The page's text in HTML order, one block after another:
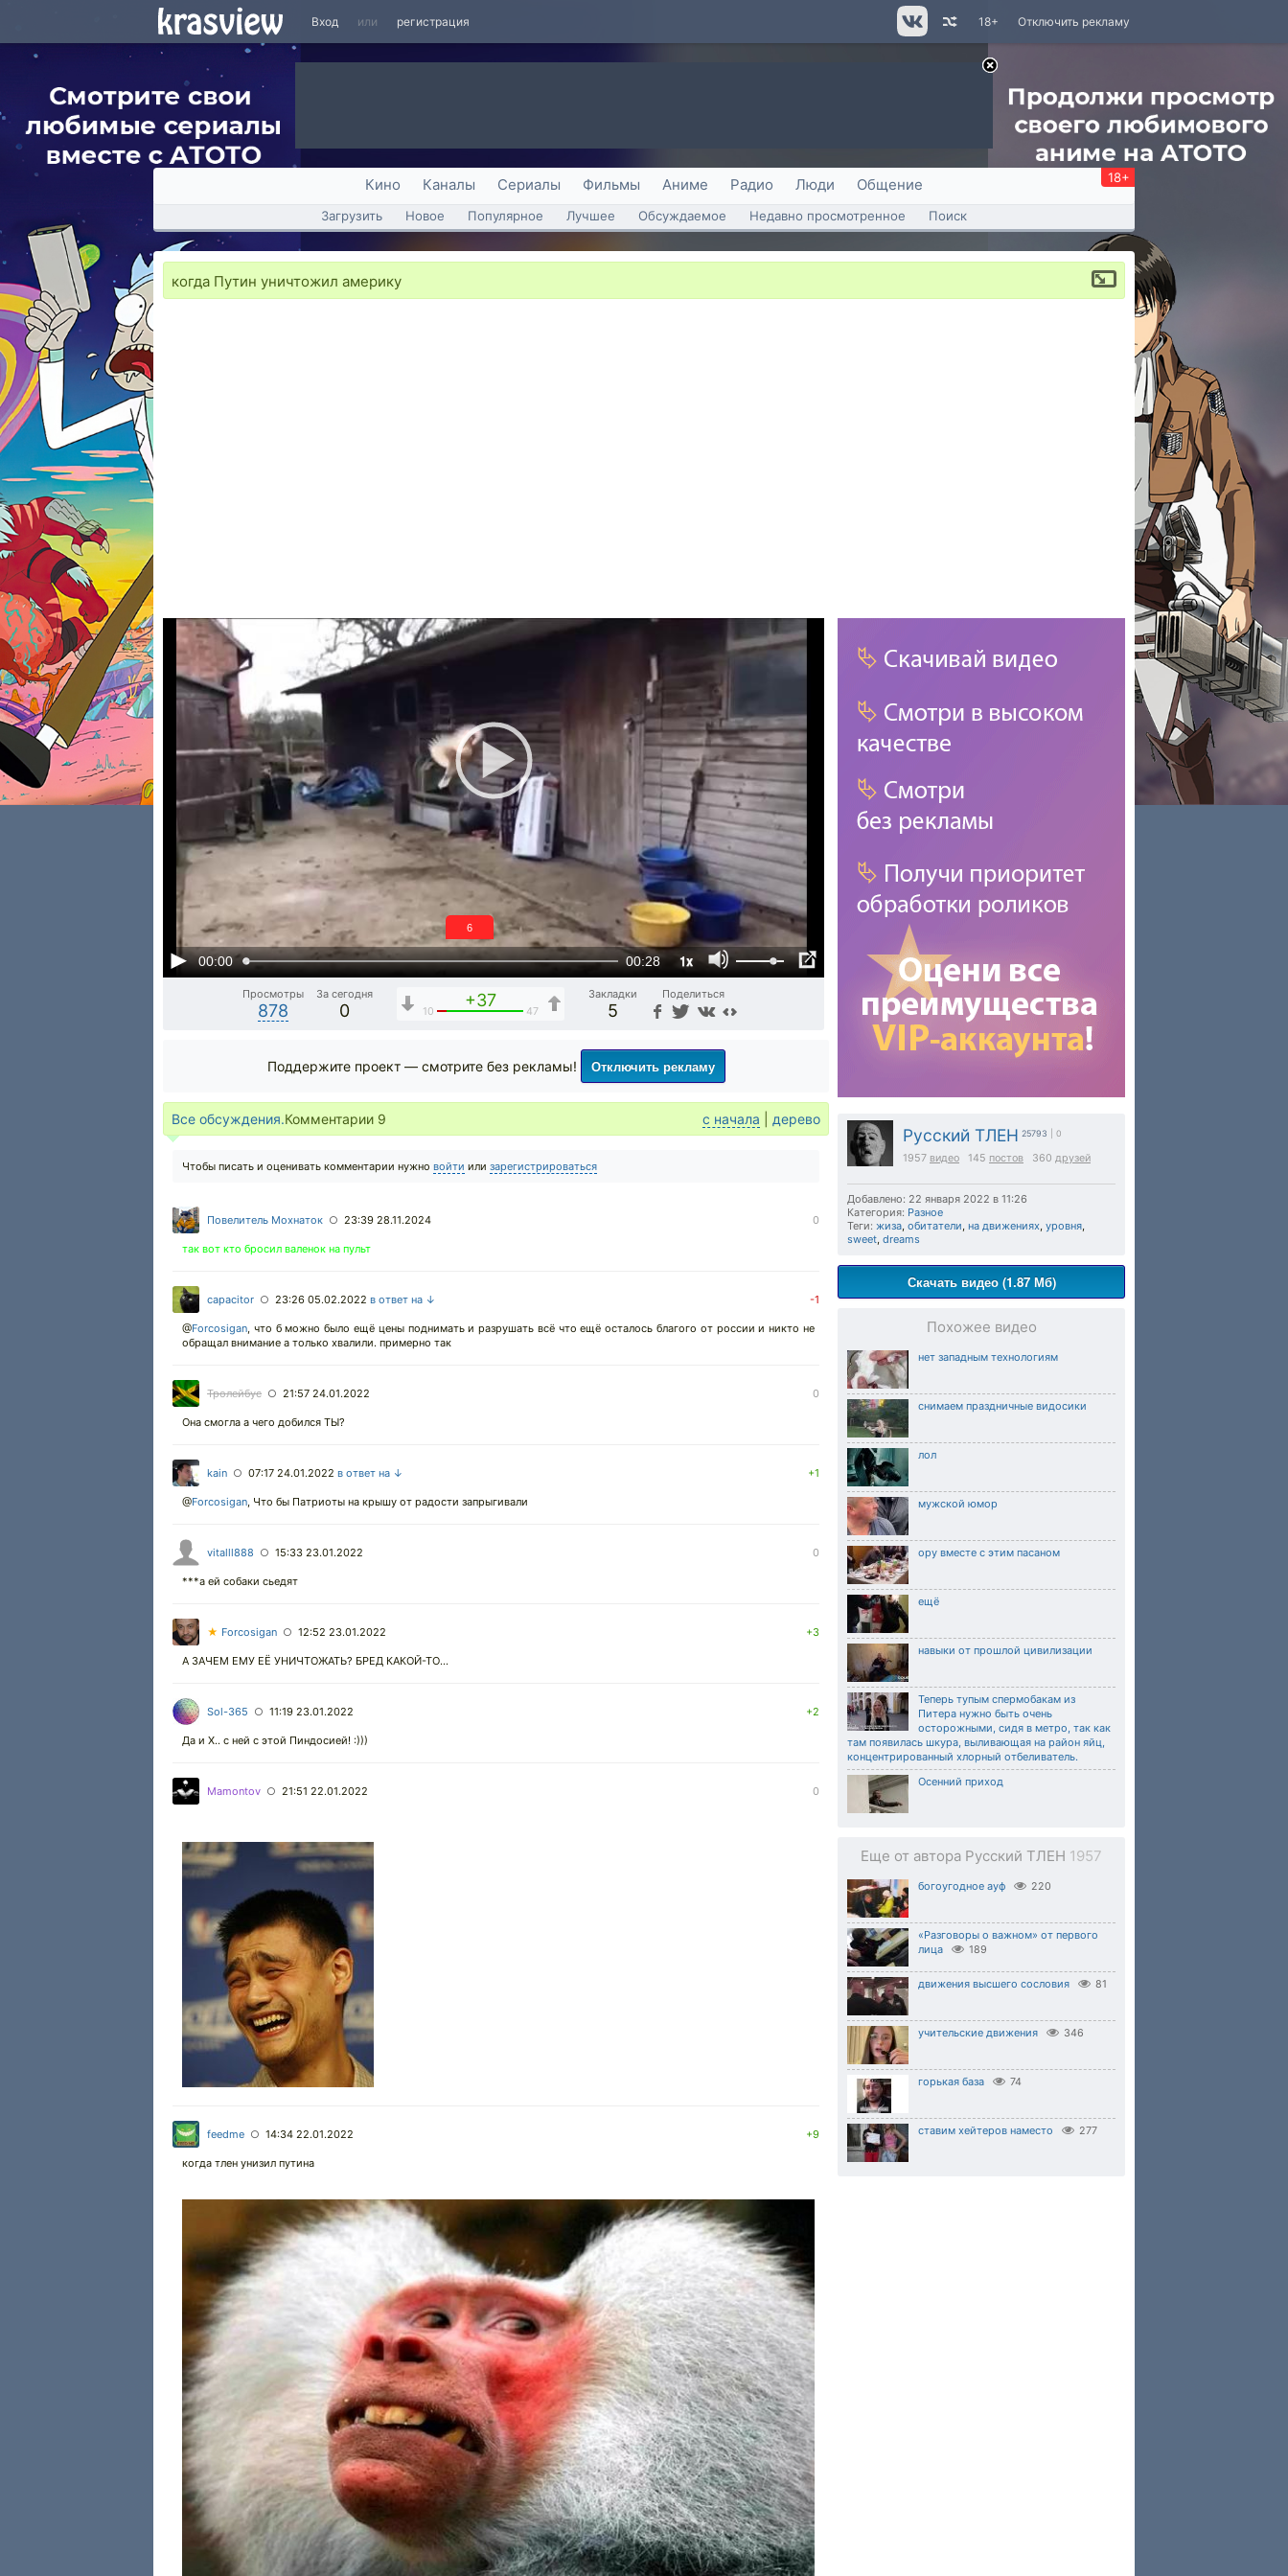
Вход или регистрация Отключить рекламу
18+
Кино Каналы Сериалы Фильмы Аниме Радио Люди Общение 18+
Загрузить Новое Популярное Лучшее Обсуждаемое Недавно просмотренное Поиск
когда Путин уничтожил америку
00:00 00:28 1x
5
Просмотры
878
За сегодня
0
+37
10 47
Закладки
5
Поделиться
Русский ТЛЕН 25793 | 0
1957 видео 145 постов 360 друзей
Добавлено: 22 января 2022 в 11:26
Категория: Разное
Теги: жиза, обитатели, на движениях, уровня,
sweet, dreams
Скачать видео (1.87 Мб)
Похожее видео
нет западным технологиям
снимаем праздничные видосики
лол
мужской юмор
ору вместе с этим пасаном
ещё
навыки от прошлой цивилизации
Теперь тупым спермобакам из
Питера нужно быть очень
осторожными, сидя в метро, так как
там появилась шкура, выливающая на район яйц,
концентрированный хлорный отбеливатель.
Осенний приход
Еще от автора Русский ТЛЕН 1957
богоугодное ауф 220
«Разговоры о важном» от первого
лица
189
движения высшего сословия 81
учительские движения 346
горькая база 74
ставим хейтеров наместо 277
Поддержите проект — смотрите без рекламы! Отключить рекламу
Все обсуждения.Комментарии 9 с начала дерево
Чтобы писать и оценивать комментарии нужно войти или зарегистрироваться
Повелитель Мохнаток ○ 23:39 28.11.2024 0
так вот кто бросил валенок на пульт
capacitor ○ 23:26 05.02.2022 в ответ на ↓ -1
@Forcosigan, что б можно было ещё цены поднимать и разрушать всё что ещё осталось благого от россии и никто не
обращал внимание а только хвалили. примерно так
Тролейбус ○ 21:57 24.01.2022 0
Она смогла а чего добился ТЫ?
kain ○ 07:17 24.01.2022 в ответ на ↓ +1
@Forcosigan, Что бы Патриоты на крышу от радости запрыгивали
vitalll888 ○ 15:33 23.01.2022 0
***а ей собаки сьедят
★ Forcosigan ○ 12:52 23.01.2022 +3
А ЗАЧЕМ ЕМУ ЕЁ УНИЧТОЖАТЬ? БРЕД КАКОЙ-ТО...
Sol-365 ○ 11:19 23.01.2022 +2
Да и Х.. с ней с этой Пиндосией! :)))
Mamontov ○ 21:51 22.01.2022 0
feedme ○ 14:34 22.01.2022 +9
когда тлен унизил путина